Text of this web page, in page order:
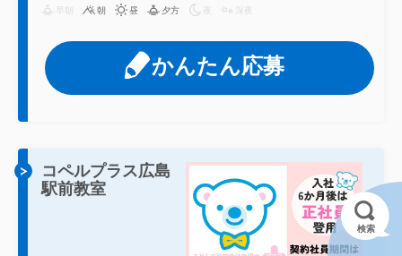
朝 昼 夕方 夜 深夜
かんたん応募
コペルプラス広島
駅前教室
検索